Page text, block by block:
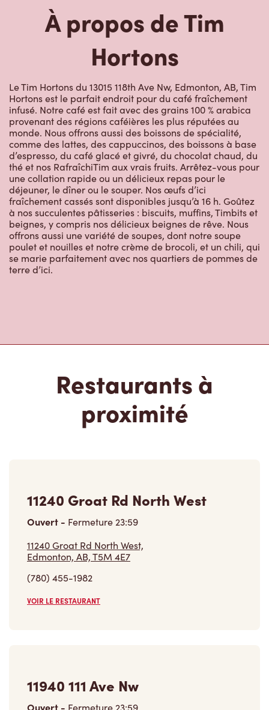
À propos de Tim
Hortons
Le Tim Hortons du 13015 118th Ave Nw, Edmonton, AB, Tim
Hortons est le parfait endroit pour du café fraîchement
infusé. Notre café est fait avec des grains 100 % arabica
provenant des régions caféières les plus réputées au
monde. Nous offrons aussi des boissons de spécialité,
comme des lattes, des cappuccinos, des boissons à base
d’espresso, du café glacé et givré, du chocolat chaud, du
thé et nos RafraîchiTim aux vrais fruits. Arrêtez-vous pour
une collation rapide ou un délicieux repas pour le
déjeuner, le dîner ou le souper. Nos œufs d’ici
fraîchement cassés sont disponibles jusqu’à 16 h. Goûtez
à nos succulentes pâtisseries : biscuits, muffins, Timbits et
beignes, y compris nos délicieux beignes de rêve. Nous
offrons aussi une variété de soupes, dont notre soupe
poulet et nouilles et notre crème de brocoli, et un chili, qui
se marie parfaitement avec nos quartiers de pommes de
terre d’ici.
Restaurants à
proximité
11240 Groat Rd North West
Ouvert - Fermeture23:59
11240 Groat Rd North West,
Edmonton, AB, T5M 4E7
(780) 455-1982
VOIR LE RESTAURANT
11940 111 Ave Nw
Ouvert - Fermeture23:59